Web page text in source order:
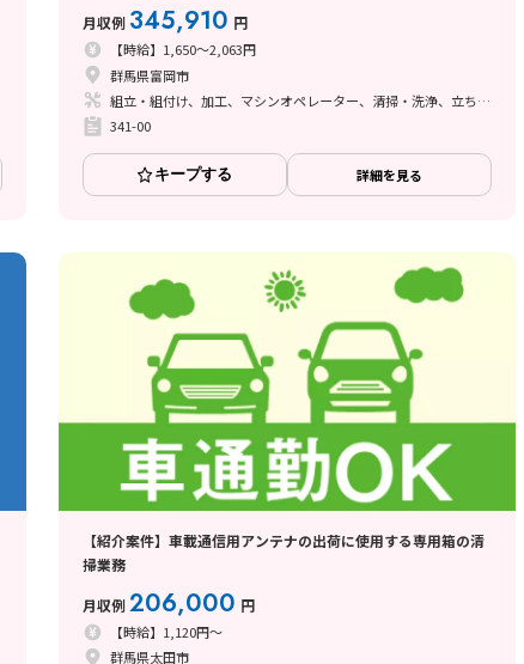
月収例 345,910 円
【時給】1,650～2,063円
群馬県富岡市
組立・組付け、加工、マシンオペレーター、清掃・洗浄、立ち作業
341-00
キープする 詳細を見る
【紹介案件】車載通信用アンテナの出荷に使用する専用箱の清
掃業務
月収例206,000 円
【時給】1,120円～
群馬県太田市